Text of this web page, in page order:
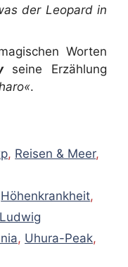
der Leopard in
Worten
seine Erzählung
.
, Reisen & Meer,
Höhenkrankheit,
Ludwig
, Uhura-Peak,